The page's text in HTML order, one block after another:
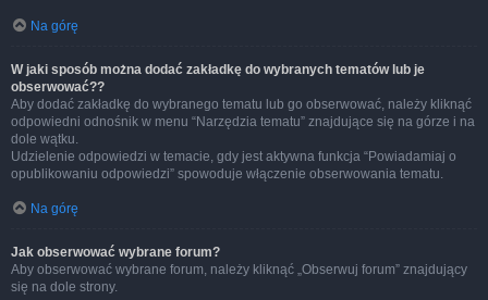
Na górę
W jaki sposób można dodać zakładkę do wybranych tematów lub je
obserwować??
Aby dodać zakładkę do wybranego tematu lub go obserwować, należy kliknąć
odpowiedni odnośnik w menu “Narzędzia tematu” znajdujące się na górze i na
dole wątku.
Udzielenie odpowiedzi w temacie, gdy jest aktywna funkcja “Powiadamiaj o
opublikowaniu odpowiedzi” spowoduje włączenie obserwowania tematu.
Na górę
Jak obserwować wybrane forum?
Aby obserwować wybrane forum, należy kliknąć „Obserwuj forum” znajdujący
się na dole strony.